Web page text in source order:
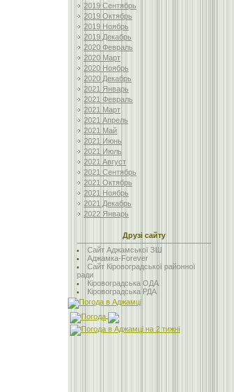
2019 Сентябрь
2019 Октябрь
2019 Ноябрь
2019 Декабрь
2020 Февраль
2020 Март
2020 Ноябрь
2020 Декабрь
2021 Январь
2021 Февраль
2021 Март
2021 Апрель
2021 Май
2021 Июнь
2021 Июль
2021 Август
2021 Сентябрь
2021 Октябрь
2021 Ноябрь
2021 Декабрь
2022 Январь
Друзі сайту
Сайт Аджамської ЗШ
Аджамка-Forever
Сайт Кіровоградської районної
ради
Кіровоградська ОДА
Кіровоградська РДА